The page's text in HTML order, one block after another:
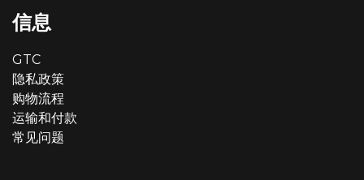
信息
GTC
隐私政策
购物流程
运输和付款
常见问题